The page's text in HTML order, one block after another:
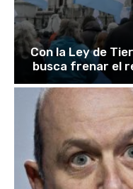
Con la Ley de
busca frenar el